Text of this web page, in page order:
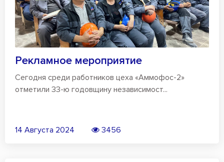
Рекламное мероприятие
Сегодня среди работников цеха «Аммофос-2»
отметили 33-ю годовщину независимост...
14 Августа 2024 3456